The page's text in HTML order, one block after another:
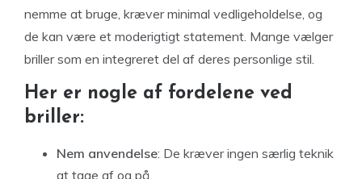
nemme at bruge, kræver minimal vedligeholdelse, og
de kan være et moderigtigt statement. Mange vælger
briller som en integreret del af deres personlige stil.
Her er nogle af fordelene ved
briller:
Nem anvendelse: De kræver ingen særlig teknik
at tage af og på.